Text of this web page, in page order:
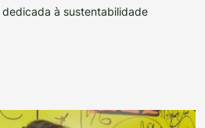
à sustentabilidade